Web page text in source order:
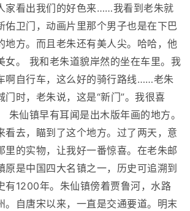
家看出我们的好色来……我看到老朱就
佑卫门，动画片里那个男子也是在下巴
地方。而且老朱还有美人尖。哈哈，他
女。 我和老朱道貌岸然的坐在车里。我
啊自行车，这么好的骑行路线……老朱
门时，老朱说，这是“新门”。我很喜
朱仙镇早有耳闻是出木版年画的地方。
看去，瞄到了这个地方。过了两天，意
里的实物，让我好一番惊喜。在老朱邮
原是中国四大名镇之一，历史可追溯到
有1200年。朱仙镇傍着贾鲁河，水路
。自唐宋以来，一直是交通要道。明末